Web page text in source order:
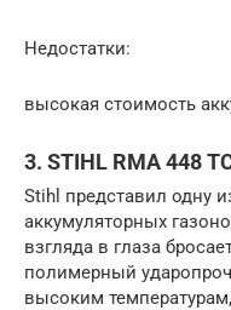
Недостатки:
высокая стоимость
3. STIHL RMA 448
Stihl представил одну
аккумуляторных
взгляда в глаза
полимерный
высоким